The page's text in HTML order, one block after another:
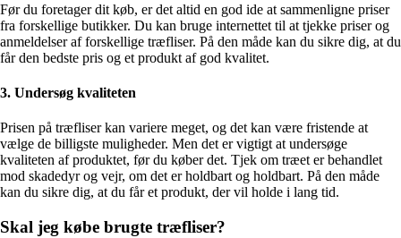
Før du foretager dit køb, er det altid en god ide at sammenligne priser
fra forskellige butikker. Du kan bruge internettet til at tjekke priser og
anmeldelser af forskellige træfliser. På den måde kan du sikre dig, at du
får den bedste pris og et produkt af god kvalitet.
3. Undersøg kvaliteten
Prisen på træfliser kan variere meget, og det kan være fristende at
vælge de billigste muligheder. Men det er vigtigt at undersøge
kvaliteten af ​​produktet, før du køber det. Tjek om træet er behandlet
mod skadedyr og vejr, om det er holdbart og holdbart. På den måde
kan du sikre dig, at du får et produkt, der vil holde i lang tid.
Skal jeg købe brugte træfliser?